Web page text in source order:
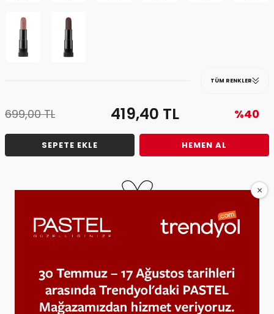
TÜM RENKLER
699,00TL 419,40 TL %40
SEPETE EKLE HEMEN AL